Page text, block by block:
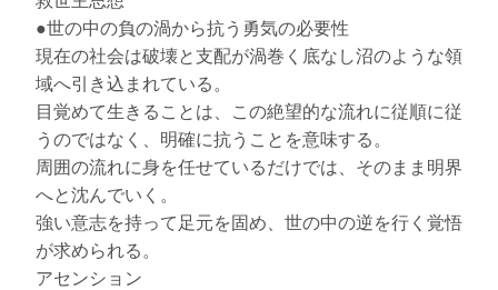
●世の中の負の渦から抗う勇気の必要性
現在の社会は破壊と支配が渦巻く底なし沼のような領
域へ引き込まれている。
目覚めて生きることは、この絶望的な流れに従順に従
うのではなく、明確に抗うことを意味する。
周囲の流れに身を任せているだけでは、そのまま明界
へと沈んでいく。
強い意志を持って足元を固め、世の中の逆を行く覚悟
が求められる。
アセンション